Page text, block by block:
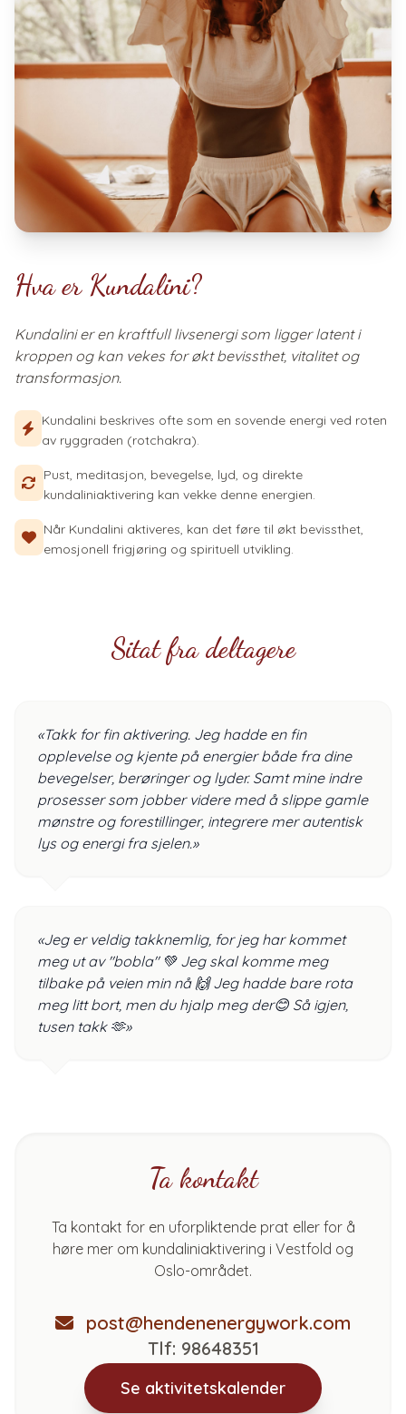
Hva er Kundalini?
Kundalini er en kraftfull livsenergi som ligger latent i
kroppen og kan vekes for økt bevissthet, vitalitet og
transformasjon.
Kundalini beskrives ofte som en sovende energi ved roten
av ryggraden (rotchakra).
Pust, meditasjon, bevegelse, lyd, og direkte
kundaliniaktivering kan vekke denne energien.
Når Kundalini aktiveres, kan det føre til økt bevissthet,
emosjonell frigjøring og spirituell utvikling.
Sitat fra deltagere
«Takk for fin aktivering. Jeg hadde en fin
opplevelse og kjente på energier både fra dine
bevegelser, berøringer og lyder. Samt mine indre
prosesser som jobber videre med å slippe gamle
mønstre og forestillinger, integrere mer autentisk
lys og energi fra sjelen.»
«Jeg er veldig takknemlig, for jeg har kommet
meg ut av "bobla" 💚 Jeg skal komme meg
tilbake på veien min nå 🙌 Jeg hadde bare rota
meg litt bort, men du hjalp meg der😊 Så igjen,
tusen takk 🫶»
Ta kontakt
Ta kontakt for en uforpliktende prat eller for å
høre mer om kundaliniaktivering i Vestfold og
Oslo-området.
post@hendenenergywork.com
Tlf: 98648351
Se aktivitetskalender